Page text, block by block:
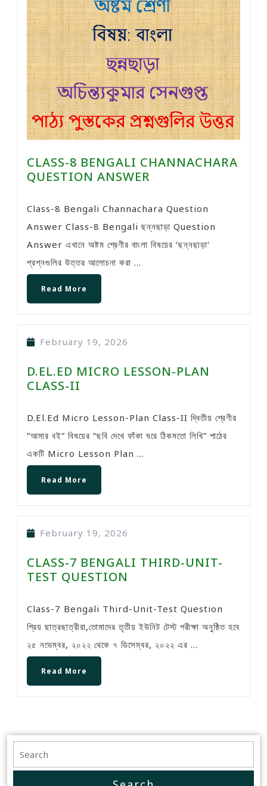
CLASS-8 BENGALI CHANNACHARA
QUESTION ANSWER
Class-8 Bengali Channachara Question
Answer Class-8 Bengali ছন্নছাড়া Question
Answer এখানে অষ্টম শ্রেণীর বাংলা বিষয়ের ‘ছন্নছাড়া‘
প্রশ্নগুলির উত্তর আলোচনা করা ...
Read More
February 19, 2026
D.EL.ED MICRO LESSON-PLAN
CLASS-II
D.El.Ed Micro Lesson-Plan Class-II দ্বিতীয় শ্রেণীর
“আমার বই” বিষয়ের “ছবি দেখে ফাঁকা ঘরে ঠিকমতো লিখি” পাঠের
একটি Micro Lesson Plan ...
Read More
February 19, 2026
CLASS-7 BENGALI THIRD-UNIT-
TEST QUESTION
Class-7 Bengali Third-Unit-Test Question
প্রিয় ছাত্রছাত্রীরা,তোমাদের তৃতীয় ইউনিট টেস্ট পরীক্ষা অনুষ্ঠিত হবে
২৫ নভেম্বর, ২০২২ থেকে ৭ ডিসেম্বর, ২০২২ এর ...
Read More